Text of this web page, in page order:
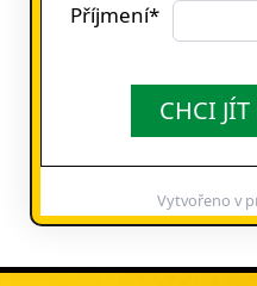
Příjmení*
CHCI
Vytvořeno v